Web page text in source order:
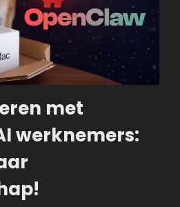
met
werknemers: